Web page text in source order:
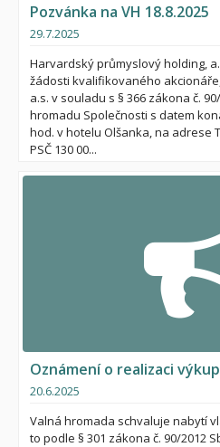
Pozvánka na VH 18.8.2025
29.7.2025
Harvardský průmyslový holding,
žádosti kvalifikovaného
a.s. v souladu s § 366 zákona č.
hromadu Společnosti s datem
hod. v hotelu Olšanka, na adrese
PSČ 130 00...
Oznámení o realizaci
20.6.2025
Valná hromada schvaluje nabytí
to podle § 301 zákona č. 90/2012